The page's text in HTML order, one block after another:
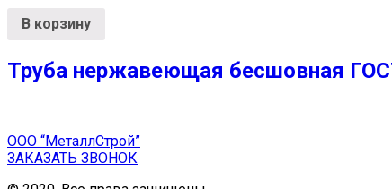
В корзину
Труба нержавеющая бесшовная
ООО “МеталлСтрой”
ЗАКАЗАТЬ ЗВОНОК